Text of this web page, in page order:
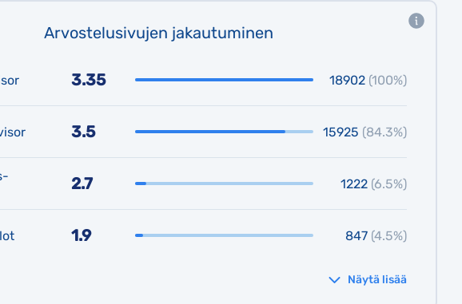
Arvostelusivujen jakautuminen
3.35 18902 (100%)
3.5 15925 (84.3%)
2.7 1222 (6.5%)
1.9 847 (4.5%)
Näytä lisää